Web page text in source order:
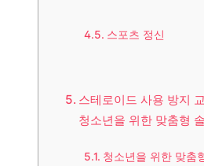
스포츠 정신
스테로이드 사용 방지
청소년을 위한 맞춤형
청소년을 위한 맞춤